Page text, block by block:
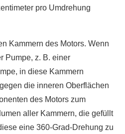
pro Umdrehung
Kammern des Motors. Wenn
Pumpe, z. B. einer
in diese Kammern
die inneren Oberflächen
des Motors zum
aller Kammern, die gefüllt
eine 360-Grad-Drehung zu